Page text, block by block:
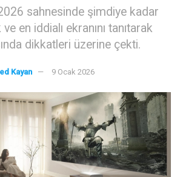
sahnesinde şimdiye kadar
en iddialı ekranını tanıtarak
dikkatleri üzerine çekti.
Kayan 9 Ocak 2026